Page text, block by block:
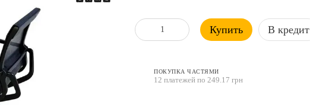
Купить В кредит
ПОКУПКА ЧАСТЯМИ
12 платежей по 249.17 грн